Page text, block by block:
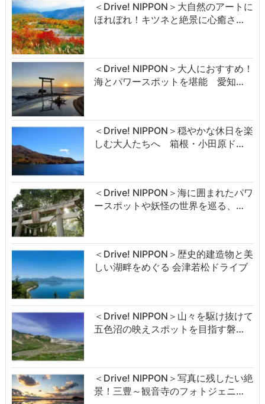
＜Drive! NIPPON＞大自然のアートに
ほれぼれ！キツネと絶景に心癒さ…
＜Drive! NIPPON＞大人におすすめ！
海とパワースポットを堪能 愛知…
＜Drive! NIPPON＞穏やかな休日を楽
しむ大人たちへ 箱根・小田原ド…
＜Drive! NIPPON＞海に囲まれたパワ
ースポットや妖怪の世界を巡る、…
＜Drive! NIPPON＞歴史的建造物と美
しい湖畔をめぐる 会津若松ドライブ
＜Drive! NIPPON＞山々を駆け抜けて
五色沼の映えスポットを目指す磐…
＜Drive! NIPPON＞写真に残したい絶
景！三豊～観音寺のフォトジェニ…